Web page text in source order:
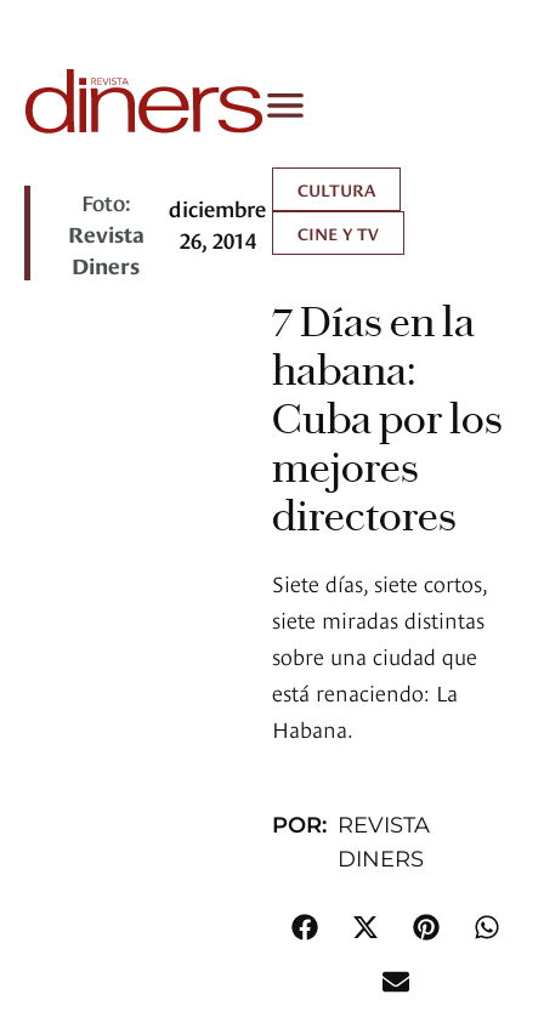
Foto:
Revista
Diners
diciembre
26, 2014
CULTURA
CINE Y TV
7 Días en la
habana:
Cuba por los
mejores
directores
Siete días, siete cortos,
siete miradas distintas
sobre una ciudad que
está renaciendo: La
Habana.
POR: REVISTA
DINERS